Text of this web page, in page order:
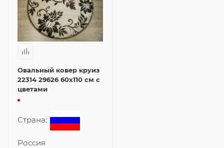
Овальный ковер круиз
22314 29626 60x110 см с
цветами
Страна:
Россия